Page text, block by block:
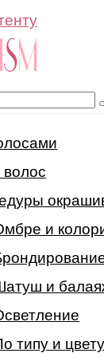
и
и
типу и